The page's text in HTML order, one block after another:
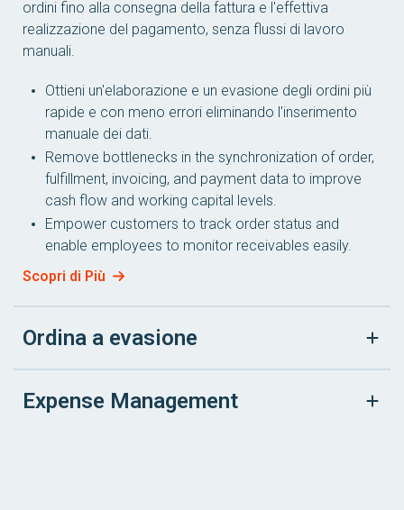
ordini fino alla consegna della fattura e l'effettiva
realizzazione del pagamento, senza flussi di lavoro
manuali.
Ottieni un'elaborazione e un evasione degli ordini più
rapide e con meno errori eliminando l'inserimento
manuale dei dati.
Remove bottlenecks in the synchronization of order,
fulfillment, invoicing, and payment data to improve
cash flow and working capital levels.
Empower customers to track order status and
enable employees to monitor receivables easily.
Scopri di Più
Ordina a evasione
Expense Management